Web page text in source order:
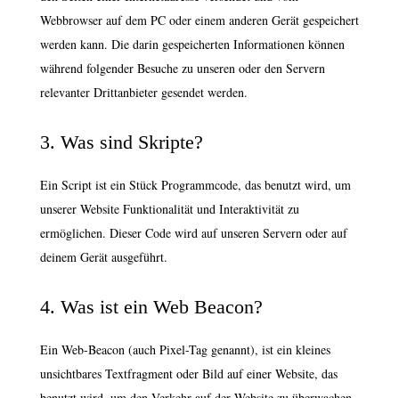
Webbrowser auf dem PC oder einem anderen Gerät gespeichert
werden kann. Die darin gespeicherten Informationen können
während folgender Besuche zu unseren oder den Servern
relevanter Drittanbieter gesendet werden.
3. Was sind Skripte?
Ein Script ist ein Stück Programmcode, das benutzt wird, um
unserer Website Funktionalität und Interaktivität zu
ermöglichen. Dieser Code wird auf unseren Servern oder auf
deinem Gerät ausgeführt.
4. Was ist ein Web Beacon?
Ein Web-Beacon (auch Pixel-Tag genannt), ist ein kleines
unsichtbares Textfragment oder Bild auf einer Website, das